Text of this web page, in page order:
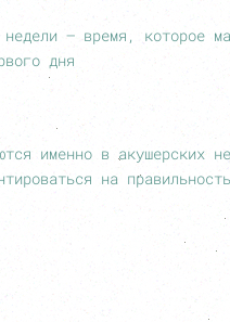
– время, которое
дня
именно в акушерских
на